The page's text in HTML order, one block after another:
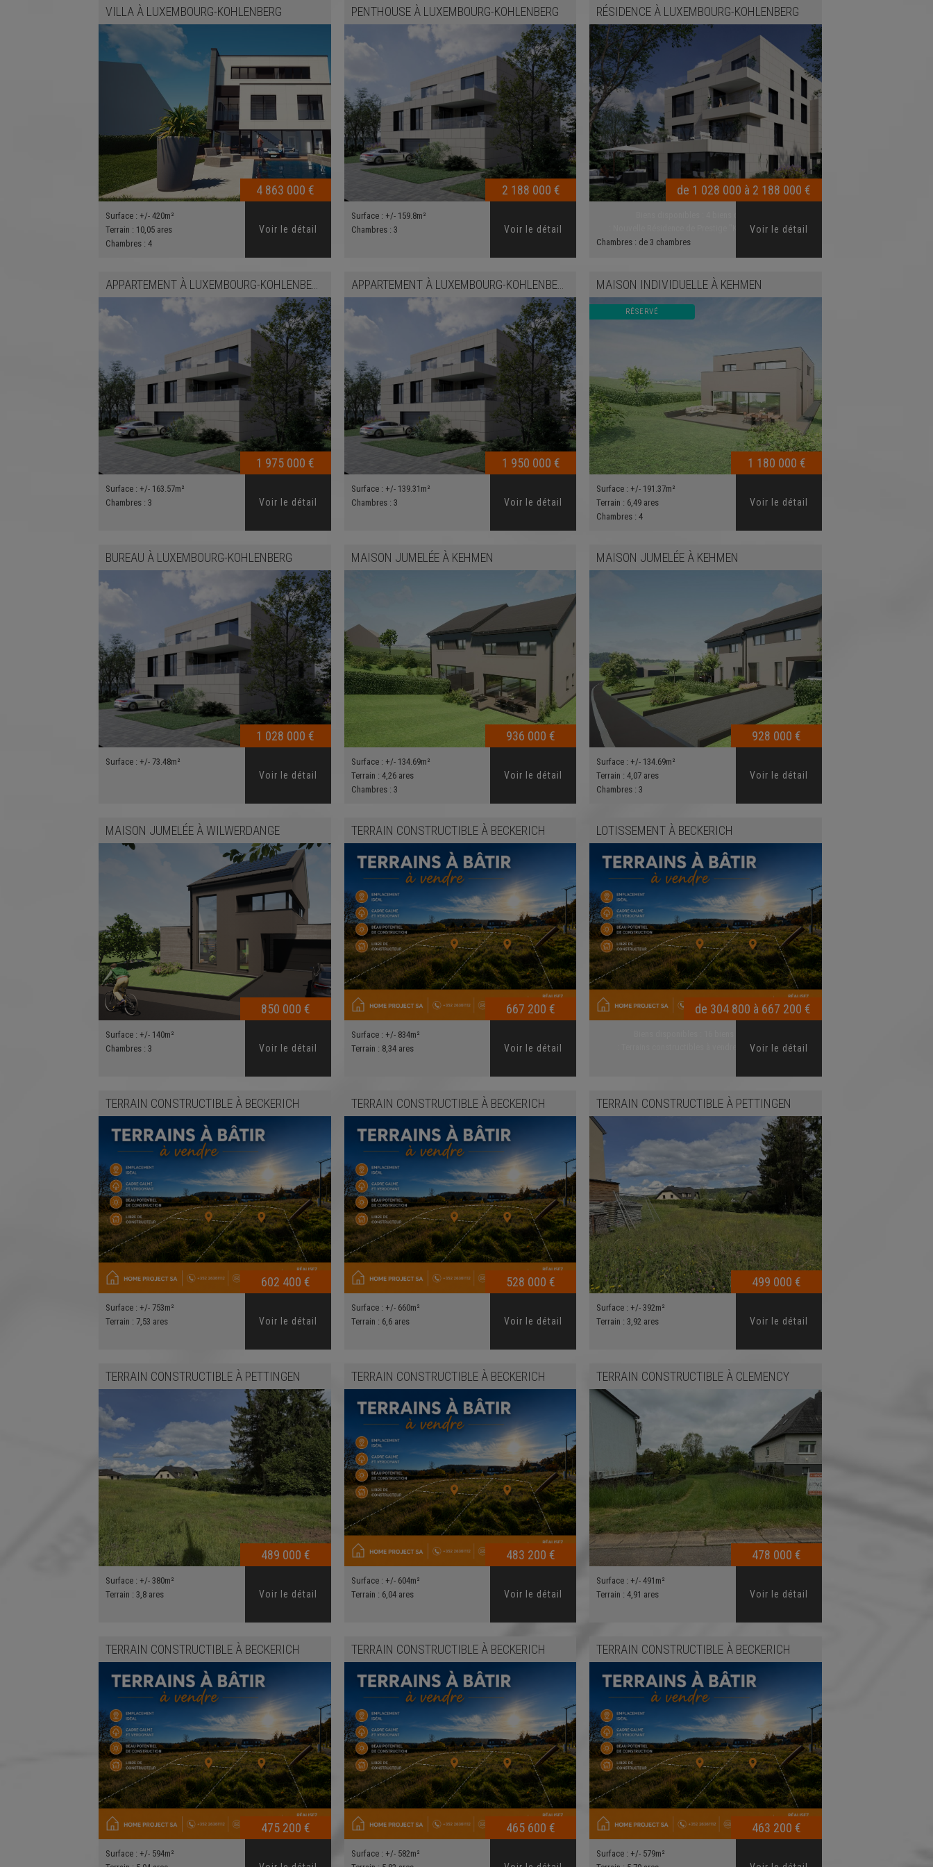
VILLA À LUXEMBOURG-KOHLENBERG
Surface : +/- 420m²
Terrain : 10,05 ares
Chambres : 4
4 863 000 €
Voir le détail
PENTHOUSEÀ LUXEMBOURG-KOHLENBERG
Surface : +/- 159.8m²
Chambres : 3
2 188 000 €
Voir le détail
RÉSIDENCE À LUXEMBOURG-KOHLENBERG
Nouvelle Résidence de Prestige "K135" à CESSANG...
Chambres : de 3 chambres
de 1 028 000 à 2 188 000 €
Voir le détail
APPARTEMENT À LUXEMBOURG-KOHLENBERG
Surface : +/- 163.57m²
Chambres : 3
1 975 000 €
Voir le détail
APPARTEMENTÀ LUXEMBOURG-KOHLENBERG
Surface : +/- 139.31m²
Chambres : 3
1 950 000 €
Voir le détail
MAISON INDIVIDUELLE À KEHMEN
RÉSERVÉ
Surface : +/- 191.37m²
Terrain : 6,49 ares
Chambres :4
1 180 000 €
Voir le détail
BUREAU À LUXEMBOURG-KOHLENBERG
Surface : +/- 73.48m²
1 028 000 €
Voir le détail
MAISON JUMELÉEÀ KEHMEN
Surface : +/- 134.69m²
Terrain : 4,26 ares
Chambres : 3
936 000 €
Voir le détail
MAISON JUMELÉE À KEHMEN
Surface : +/- 134.69m²
Terrain :4,07 ares
Chambres :3
928 000 €
Voir le détail
MAISON JUMELÉE ÀWILWERDANGE
Surface : +/- 140m²
Chambres : 3
850 000 €
Voir le détail
TERRAIN CONSTRUCTIBLEÀ BECKERICH
Surface : +/- 834m²
Terrain : 8,34 ares
667 200 €
Voir le détail
LOTISSEMENT À BECKERICH
Terrains constructibles à vendre - Lotissement ...
de 304 800 à 667 200 €
Voir le détail
TERRAIN CONSTRUCTIBLE À BECKERICH
Surface : +/- 753m²
Terrain : 7,53 ares
602 400 €
Voir le détail
TERRAIN CONSTRUCTIBLEÀ BECKERICH
Surface : +/- 660m²
Terrain : 6,6 ares
528 000 €
Voir le détail
TERRAIN CONSTRUCTIBLE À PETTINGEN
Surface : +/- 392m²
Terrain :3,92 ares
499 000 €
Voir le détail
TERRAIN CONSTRUCTIBLE À PETTINGEN
Surface : +/- 380m²
Terrain : 3,8 ares
489 000 €
Voir le détail
TERRAIN CONSTRUCTIBLEÀ BECKERICH
Surface : +/- 604m²
Terrain : 6,04 ares
483 200 €
Voir le détail
TERRAIN CONSTRUCTIBLE À CLEMENCY
Surface : +/- 491m²
Terrain :4,91 ares
478 000 €
Voir le détail
TERRAIN CONSTRUCTIBLE À BECKERICH
Surface : +/- 594m²
475 200 €
TERRAIN CONSTRUCTIBLEÀ BECKERICH
Surface : +/- 582m²
465 600 €
TERRAIN CONSTRUCTIBLE À BECKERICH
Surface : +/- 579m²
463 200 €